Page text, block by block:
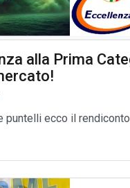
alla Prima
puntelli ecco il